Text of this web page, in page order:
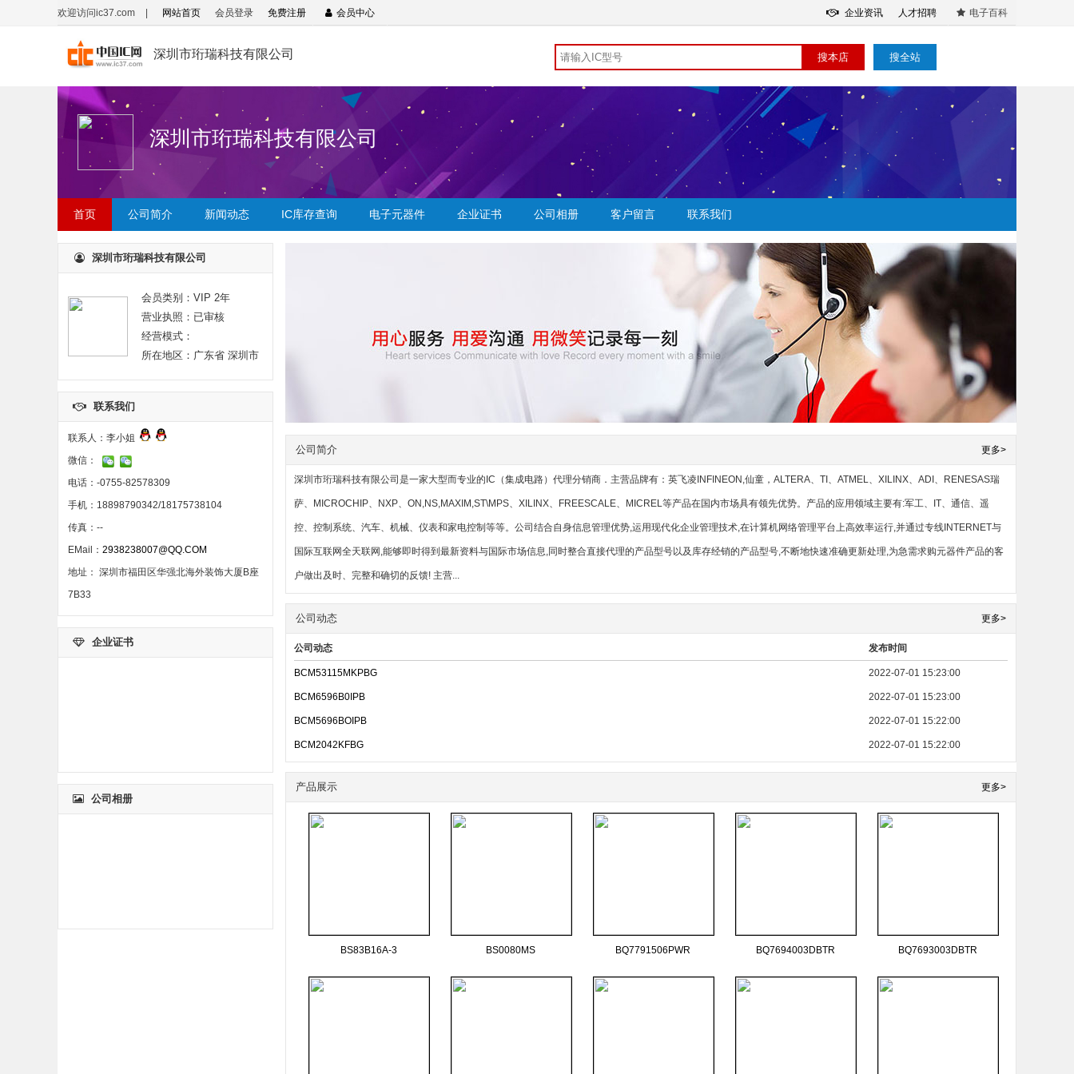
欢迎访问ic37.com 网站首页 会员登录 免费注册 会员中心 企业资讯 人才招聘 电子百科
深圳市珩瑞科技有限公司 搜本店 搜全站
深圳市珩瑞科技有限公司
首页 公司简介 新闻动态 IC库存查询 电子元器件 企业证书 公司相册 客户留言 联系我们
深圳市珩瑞科技有限公司
会员类别：VIP 2年
营业执照：已审核
经营模式：
所在地区：广东省 深圳市
联系我们
联系人：李小姐
微信：
电话：-0755-82578309
手机：18898790342/18175738104
传真：--
EMail： 2938238007@QQ.COM
地址： 深圳市福田区华强北海外装饰大厦B座
7B33
企业证书
公司相册
公司简介 更多>
深圳市珩瑞科技有限公司是一家大型而专业的IC（集成电路）代理分销商．主营品牌有：英飞凌INFINEON,仙童，ALTERA、TI、ATMEL、XILINX、ADI、RENESAS瑞
萨、MICROCHIP、NXP、ON,NS,MAXIM,ST\MPS、XILINX、FREESCALE、MICREL等产品在国内市场具有领先优势。产品的应用领域主要有:军工、IT、通信、遥
控、控制系统、汽车、机械、仪表和家电控制等等。公司结合自身信息管理优势,运用现代化企业管理技术,在计算机网络管理平台上高效率运行,并通过专线INTERNET与
国际互联网全天联网,能够即时得到最新资料与国际市场信息,同时整合直接代理的产品型号以及库存经销的产品型号,不断地快速准确更新处理,为急需求购元器件产品的客
户做出及时、完整和确切的反馈! 主营...
公司动态 更多>
公司动态 发布时间
BCM53115MKPBG 2022-07-01 15:23:00
BCM6596B0IPB 2022-07-01 15:23:00
BCM5696BOIPB 2022-07-01 15:22:00
BCM2042KFBG 2022-07-01 15:22:00
产品展示 更多>
BS83B16A-3 BS0080MS BQ7791506PWR BQ7694003DBTR BQ7693003DBTR